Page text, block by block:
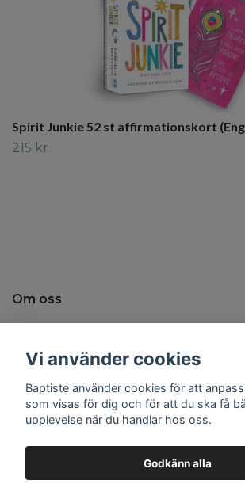
Spirit Junkie 52 st affirmationskort
215 kr
Om oss
Sociala medier
Vi använder cookies
Baptiste använder cookies för att
som visas för dig och för att du ska få
upplevelse när du handlar hos oss.
Godkänn alla